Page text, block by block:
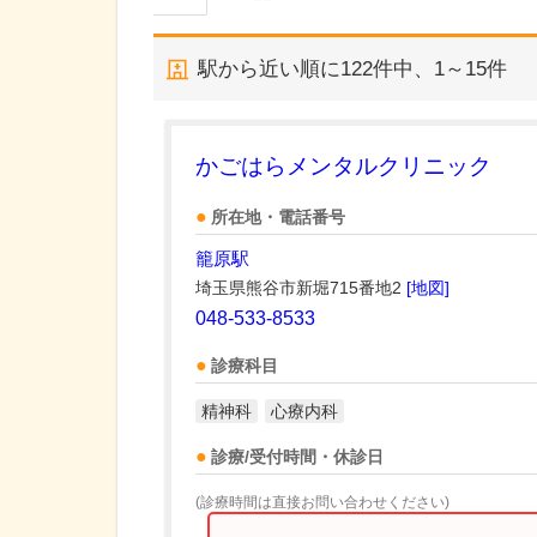
駅から近い順に122件中、 1～15件
かごはらメンタルクリニック
所在地・電話番号
籠原駅
埼玉県熊谷市新堀715番地2 [地図]
048-533-8533
診療科目
精神科 心療内科
診療/受付時間・休診日
(診療時間は直接お問い合わせください)